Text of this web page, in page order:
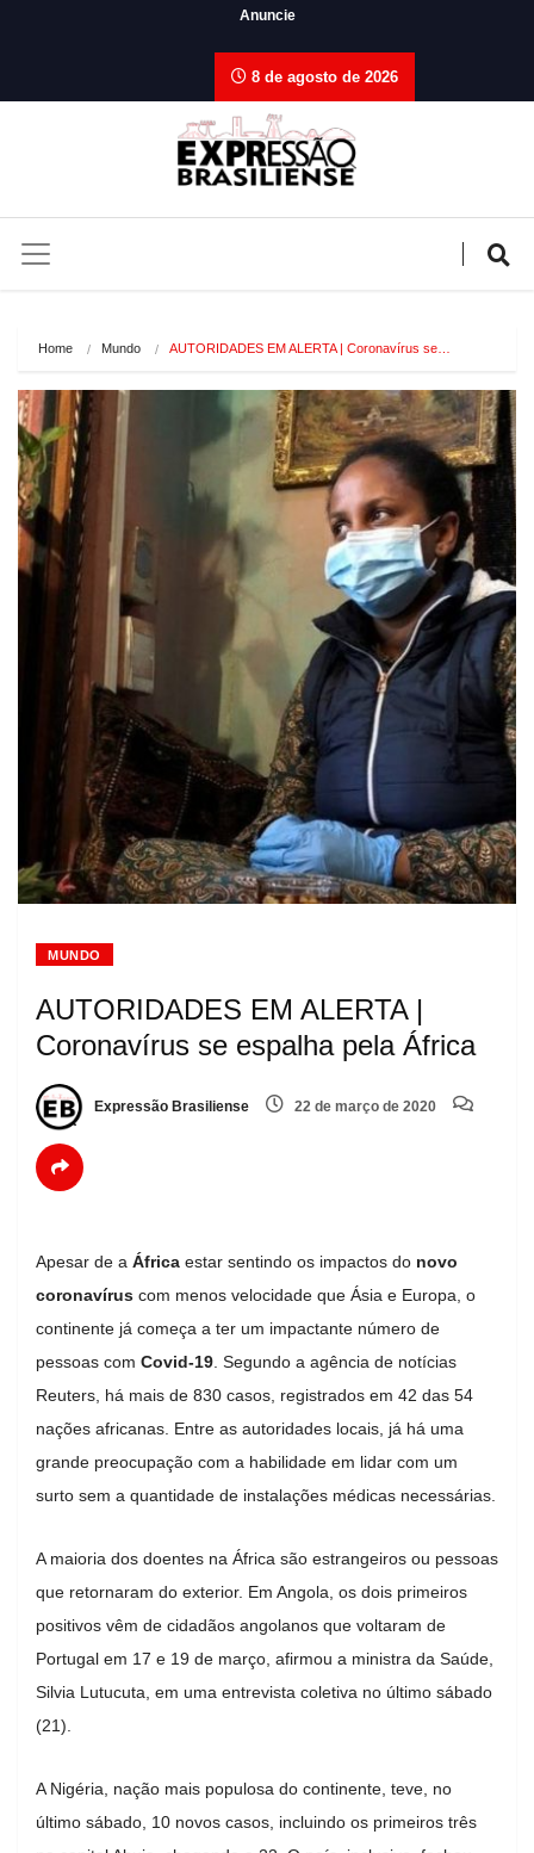
Anuncie
8 de agosto de 2026
Home Mundo AUTORIDADES EM ALERTA | Coronavírus se…
MUNDO
AUTORIDADES EM ALERTA |
Coronavírus se espalha pela África
Expressão Brasiliense 22 de março de 2020
Apesar de a África estar sentindo os impactos do novo
coronavírus com menos velocidade que Ásia e Europa, o
continente já começa a ter um impactante número de
pessoas com Covid-19 . Segundo a agência de notícias
Reuters, há mais de 830 casos, registrados em 42 das 54
nações africanas. Entre as autoridades locais, já há uma
grande preocupação com a habilidade em lidar com um
surto sem a quantidade de instalações médicas necessárias.
A maioria dos doentes na África são estrangeiros ou pessoas
que retornaram do exterior. Em Angola, os dois primeiros
positivos vêm de cidadãos angolanos que voltaram de
Portugal em 17 e 19 de março, afirmou a ministra da Saúde,
Silvia Lutucuta, em uma entrevista coletiva no último sábado
(21).
A Nigéria, nação mais populosa do continente, teve, no
último sábado, 10 novos casos, incluindo os primeiros três